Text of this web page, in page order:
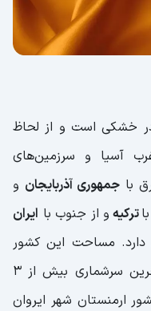
خشکی‌ است و از لحاظ
آسیا و سرزمین‌های
با جمهوری آذربایجان و
ترکیه و از جنوب با ایران
مساحت این کشور
29800 کیلومتر مربع است و طی آخرین سرشماری بیش از 3
ارمنستان شهر ایروان